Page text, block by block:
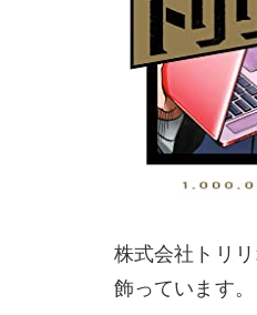
株式会社トリ
飾っています。